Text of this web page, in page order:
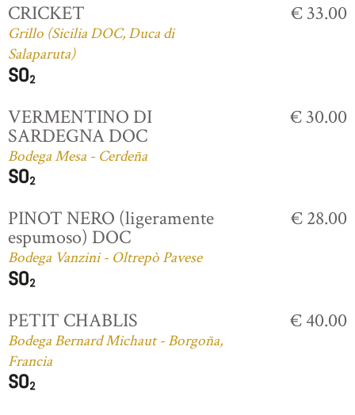
CRICKET
Grillo (Sicilia DOC, Duca di
Salaparuta)
€ 33.00
VERMENTINO DI
SARDEGNA DOC
Bodega Mesa - Cerdeña
€ 30.00
PINOT NERO (ligeramente
espumoso) DOC
Bodega Vanzini - Oltrepò Pavese
€ 28.00
PETIT CHABLIS
Bodega Bernard Michaut - Borgoña,
Francia
€ 40.00